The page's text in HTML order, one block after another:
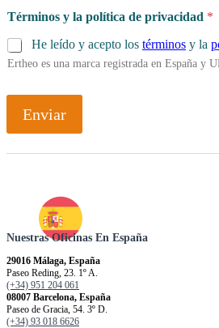
Términos y la política de privacidad *
He leído y acepto los términos y la
Ertheo es una marca registrada en España y
Enviar
Nuestras Oficinas En España
29016 Málaga, España
Paseo Reding, 23. 1º A.
(+34) 951 204 061
08007 Barcelona, España
Paseo de Gracia, 54. 3º D.
(+34) 93 018 6626